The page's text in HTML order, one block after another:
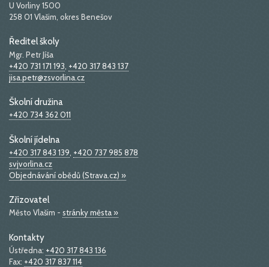
U Vorliny 1500
258 01 Vlašim, okres Benešov
Ředitel školy
Mgr. Petr Jíša
+420 731 171 193 +420 317 843 137
jisa.petr@zsvorlina.cz
Školní družina
+420 734 362 011
Školní jídelna
+420 317 843 139 +420 737 985 878
svjvorlina.cz
Objednávání obědů (Strava.cz) »
Zřizovatel
Město Vlašim - stránky města »
Kontakty
Ústředna: +420 317 843 136
Fax: +420 317 837 114